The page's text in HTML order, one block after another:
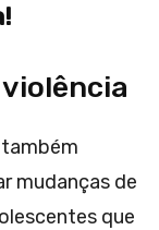
mudanças de
que